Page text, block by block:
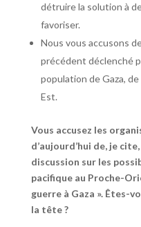
détruire la solution à
favoriser.
Nous vous accusons
précédent déclenché
population de Gaza,
Est.
Vous accusez les
d’aujourd’hui de, je
discussion sur les
pacifique au Proche-
guerre à Gaza ». Êtes-
la tête ?